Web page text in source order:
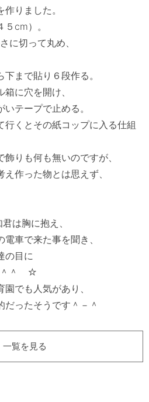
作りました。
cm）。
に切って丸め、
まで貼り６段作る。
に穴を開け、
テープで止める。
行くとその紙コップに入る仕組
りも何も無いのですが、
作った物とは思えず、
君は胸に抱え、
車で来た事を聞き、
の目に
＾＾　☆
でも人気があり、
一覧を見る